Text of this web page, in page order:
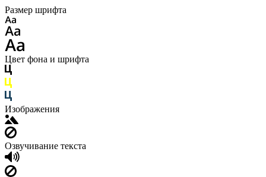
Размер шрифта
Цвет фона и шрифта
Изображения
Озвучивание текста